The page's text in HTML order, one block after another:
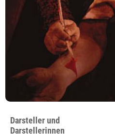
Darsteller und
Darstellerinnen